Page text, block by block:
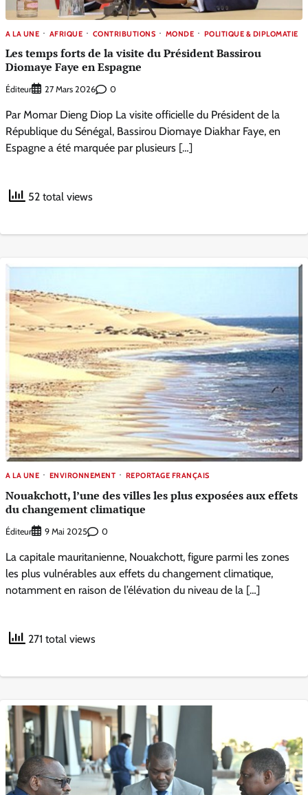
A LA UNE AFRIQUE CONTRIBUTIONS MONDE POLITIQUE & DIPLOMATIE
Les temps forts de la visite du Président Bassirou
Diomaye Faye en Espagne
Éditeur 27 Mars 2026 0
Par Momar Dieng Diop La visite officielle du Président de la
République du Sénégal, Bassirou Diomaye Diakhar Faye, en
Espagne a été marquée par plusieurs […]
52 total views
A LA UNE ENVIRONNEMENT REPORTAGE FRANÇAIS
Nouakchott, l’une des villes les plus exposées aux effets
du changement climatique
Éditeur 9 Mai 2025 0
La capitale mauritanienne, Nouakchott, figure parmi les zones
les plus vulnérables aux effets du changement climatique,
notamment en raison de l’élévation du niveau de la […]
271 total views